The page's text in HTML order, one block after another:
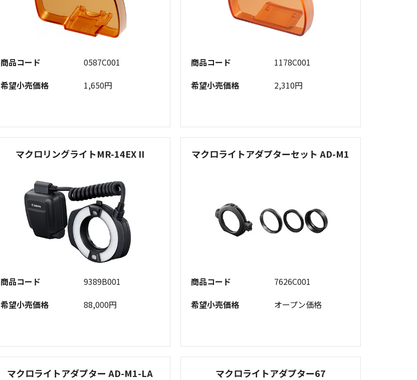
商品コード
0587C001
希望小売価格
1,650円
商品コード
1178C001
希望小売価格
2,310円
マクロリングライトMR-14EX II
商品コード
9389B001
希望小売価格
88,000円
マクロライトアダプターセット AD-M1
商品コード
7626C001
希望小売価格
オープン価格
マクロライトアダプター AD-M1-LA マクロライトアダプター67